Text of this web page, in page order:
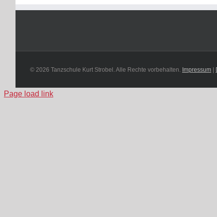
© 2026 Tanzschule Kurt Strobel. Alle Rechte vorbehalten. Impressum
Page load link